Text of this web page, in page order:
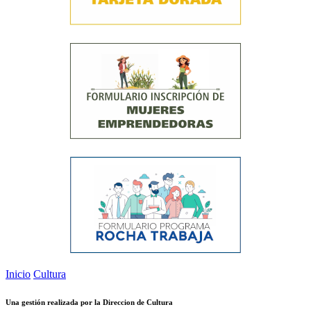
Inicio Cultura
Una gestión realizada por la Direccion de Cultura